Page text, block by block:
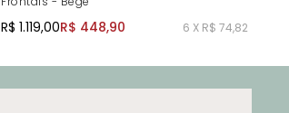
R$ 1.119,00R$ 448,90 6 X R$ 74,82